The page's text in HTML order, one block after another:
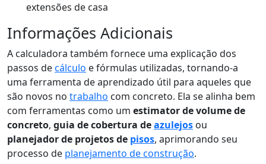
extensões de casa
Informações Adicionais
A calculadora também fornece uma explicação dos
passos decálculo e fórmulas utilizadas, tornando-a
uma ferramenta de aprendizado útil para aqueles que
são novos no trabalho com concreto. Ela se alinha bem
com ferramentas como um estimator de volume de
concreto, guia de cobertura deazulejos ou
planejador de projetos de pisos, aprimorando seu
processo de planejamento de construção.